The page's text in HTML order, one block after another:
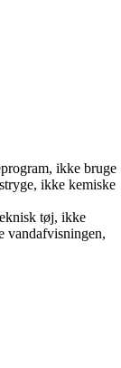
ikke bruge
ikke kemiske
tøj, ikke
vandafvisningen,